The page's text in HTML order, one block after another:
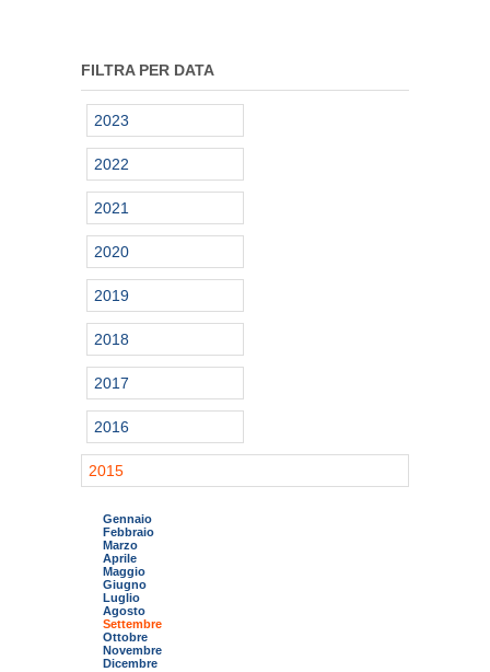
FILTRA PER DATA
2023
2022
2021
2020
2019
2018
2017
2016
2015
Gennaio
Febbraio
Marzo
Aprile
Maggio
Giugno
Luglio
Agosto
Settembre
Ottobre
Novembre
Dicembre